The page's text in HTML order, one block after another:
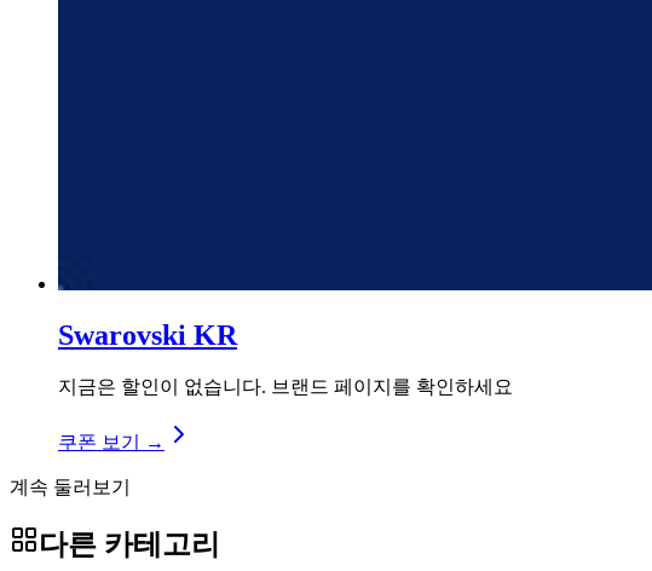
Swarovski KR
지금은 할인이 없습니다. 브랜드 페이지를 확인하세요
쿠폰 보기 →
계속 둘러보기
다른 카테고리